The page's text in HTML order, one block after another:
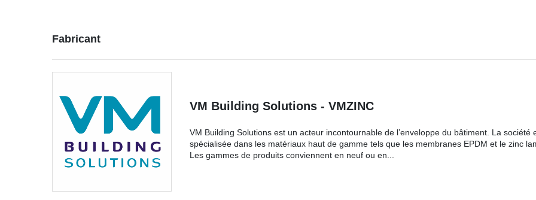
Fabricant
VM Building Solutions - VMZINC
VM Building Solutions est un acteur incontournable de l’enveloppe du bâtiment. La société
spécialisée dans les matériaux haut de gamme tels que les membranes EPDM et le zinc
Les gammes de produits conviennent en neuf ou en...